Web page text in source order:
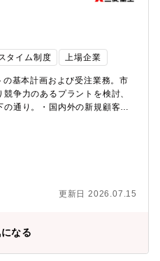
ています。・子育て中の方も
、技術事項の相談も気軽にで
業ビジネスは同社中期経営計
注目度も高いビジネスです。
なる協業パートナーをサポート
・脱炭素への貢献が可能とな
た海外協業パートナーとの協
界シェアで常にトップクラス
影響してくること多く、臨場
業人材として契約知識は勿論
とができる点も他の職場にはあ
ウハウを獲得したい！グロー
タイム制度 上場企業
の基本計画および受注業務。市
争力のあるプラントを検討、
通り。・国内外の新規顧客、
＋CCS等）・受注戦略の立
発技術含む）・応札仕様書作
・お客様への技術説明、契約
技術取り纏め・窓口・プラン
ガポール、ドバイなど）での
、発電プラント全体・補機、
のグループにて上記業務を担
要となる場面が多いですが、
更新日 2026.07.15
なる